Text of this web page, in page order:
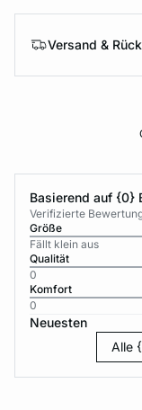
Versand &
Basierend auf {0}
Verifizierte
Größe
Fällt klein aus
Qualität
0
Komfort
0
Neuesten
Alle